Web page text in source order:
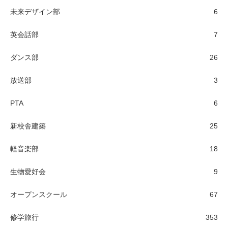
未来デザイン部 6
英会話部 7
ダンス部 26
放送部 3
PTA 6
新校舎建築 25
軽音楽部 18
生物愛好会 9
オープンスクール 67
修学旅行 353